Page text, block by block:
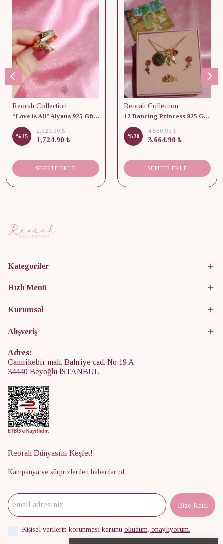
Reorah Collection
“Love is All” Alyans 925 Gümüş - Medium Beden
%15
2,029.90 ₺
1,724.90 ₺
SEPETE EKLE
Reorah Collection
12 Dancing Princess 925 Gümüş/ Kolye, Küpe ve Yüzük Set
%20
4,580.90 ₺
3,664.90 ₺
SEPETE EKLE
Kategoriler
Hızlı Menü
Kurumsal
Alışveriş
Adres:
Camiikebir mah. Bahriye cad. No:19 A
34440 Beyoğlu İSTANBUL
Reorah Dünyasını Keşfet!
Kampanya ve sürprizlerden haberdar ol.
Bize Katıl
Kişisel verilerin korunması kanunu okudum, onaylıyorum.